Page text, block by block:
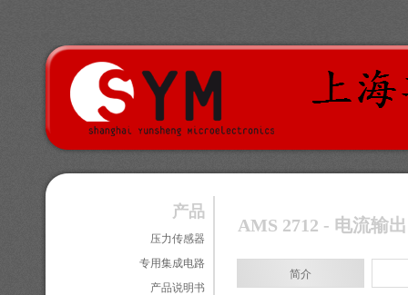
产品
压力传感器
专用集成电路
产品说明书
AMS 2712 - 电流输
简介